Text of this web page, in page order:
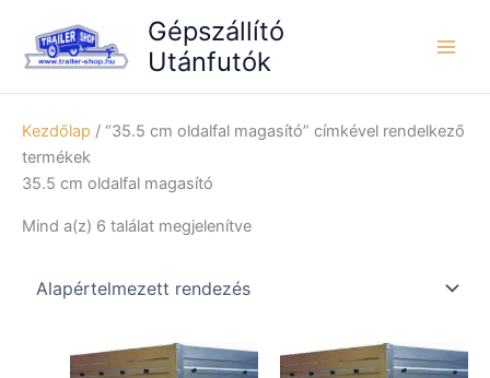
content
Gépszállító
Utánfutók
Kezdőlap / “35.5 cm oldalfal magasító” címkével rendelkező
termékek
35.5 cm oldalfal magasító
Mind a(z) 6 találat megjelenítve